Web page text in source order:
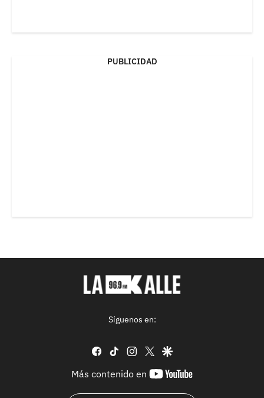
PUBLICIDAD
Síguenos en:
facebook
tiktok instagram
twittergoogle
Más contenido en
youtube-